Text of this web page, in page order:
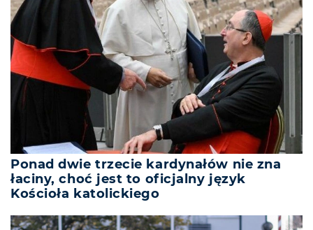
Ponad dwie trzecie kardynałów nie zna
łaciny, choć jest to oficjalny język
Kościoła katolickiego